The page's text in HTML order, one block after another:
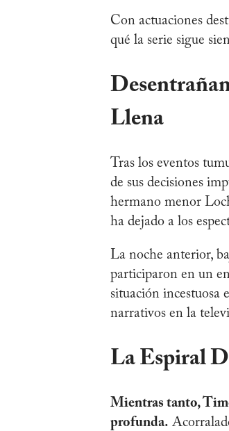
Con actuaciones
qué la serie sigue
Llena​
Tras los eventos
de sus decisiones
hermano menor
ha dejado a los
La noche anterior,
participaron en un
situación incestuosa
narrativos en la
La Espiral
Mientras tanto,
profunda.